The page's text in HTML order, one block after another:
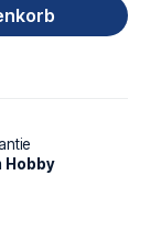
Wert
Hobby